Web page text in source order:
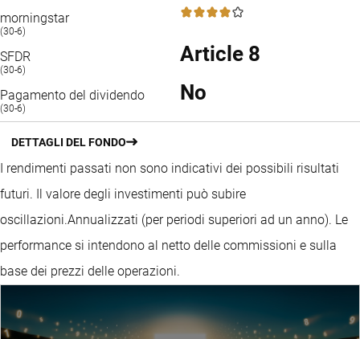
morningstar
(30-6)
4 / 5
SFDR
(30-6)
Article 8
Pagamento del dividendo
(30-6)
No
DETTAGLI DEL FONDO
I rendimenti passati non sono indicativi dei possibili risultati
futuri. Il valore degli investimenti può subire
oscillazioni.Annualizzati (per periodi superiori ad un anno). Le
performance si intendono al netto delle commissioni e sulla
base dei prezzi delle operazioni.